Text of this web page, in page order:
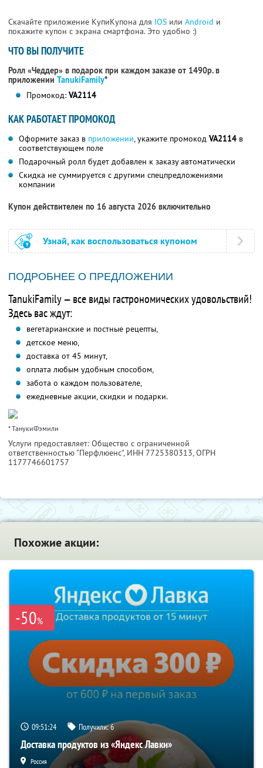
Скачайте приложение КупиКупона для IOS или Android и
покажите купон с экрана смартфона. Это удобно :)
ЧТО ВЫ ПОЛУЧИТЕ
Ролл «Чеддер» в подарок при каждом заказе от 1490р. в
приложении TanukiFamily*
Промокод: VA2114
КАК РАБОТАЕТ ПРОМОКОД
Оформите заказ в приложении, укажите промокод VA2114 в
соответствующем поле
Подарочный ролл будет добавлен к заказу автоматически
Скидка не суммируется с другими спецпредложениями
компании
Купон действителен по 16 августа 2026 включительно
Узнай, как воспользоваться купоном
ПОДРОБНЕЕ О ПРЕДЛОЖЕНИИ
TanukiFamily — все виды гастрономических удовольствий!
Здесь вас ждут:
вегетарианские и постные рецепты,
детское меню,
доставка от 45 минут,
оплата любым удобным способом,
забота о каждом пользователе,
ежедневные акции, скидки и подарки.
* ТанукиФэмили
Услуги предоставляет: Общество с ограниченной
ответственностью "Перфлюенс", ИНН 7725380313, ОГРН
1177746601757
Похожие акции:
-50%
09:51:23 Получили:6
Доставка продуктов из «Яндекс Лавки»
Россия